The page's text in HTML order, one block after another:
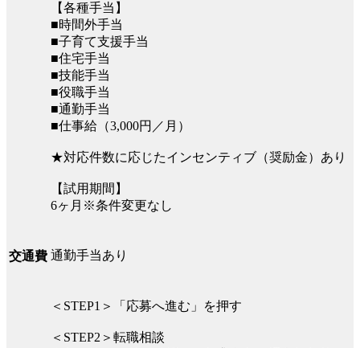
【各種手当】
■時間外手当
■子育て支援手当
■住宅手当
■技能手当
■役職手当
■通勤手当
■仕事給（3,000円／月）
★対応件数に応じたインセンティブ（奨励金）あり
【試用期間】
6ヶ月※条件変更なし
交通費 通勤手当あり
＜STEP1＞「応募へ進む」を押す
＜STEP2＞転職相談